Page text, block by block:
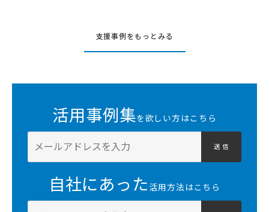
支援事例をもっとみる
活用事例集を欲しい方はこちら
送 信
自社にあった 活用方法はこちら